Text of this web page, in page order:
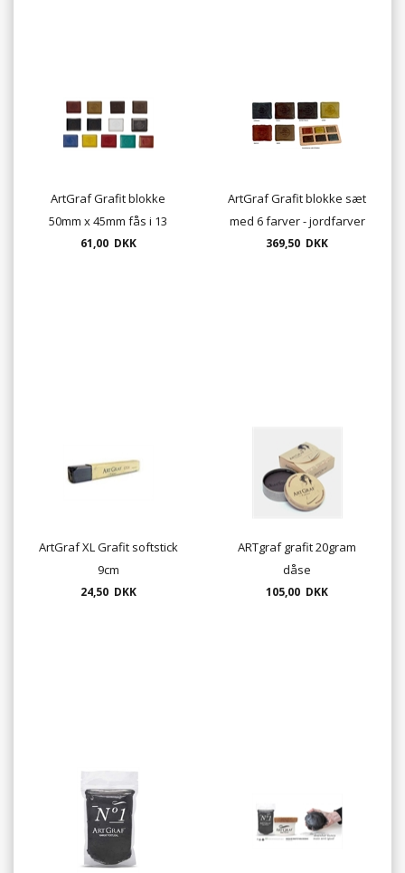
ArtGraf Grafit blokke
50mm x 45mm fås i 13
farver vandopløselige
61,00 DKK
ArtGraf Grafit blokke sæt
med 6 farver - jordfarver
369,50 DKK
ArtGraf XL Grafit softstick
9cm
24,50 DKK
ARTgraf grafit 20gram
dåse
105,00 DKK